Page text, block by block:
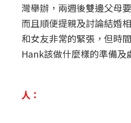
灣舉辦，兩週後雙邊父母
而且順便提親及討論結婚
和女友非常的緊張，但時
Hank該做什麼樣的準備及
人：